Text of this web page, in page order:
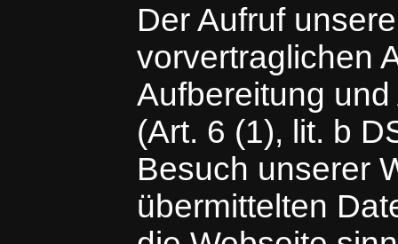
Der Aufruf
vorvertraglichen
Aufbereitung
(Art. 6 (1), lit. b
Besuch unserer
übermittelten